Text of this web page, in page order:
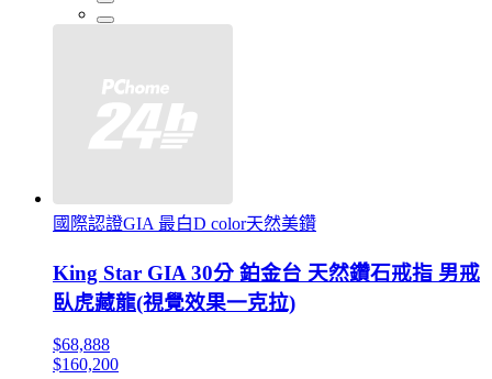
國際認證GIA 最白D color天然美鑽
King Star GIA 30分 鉑金台 天然鑽石戒指 男戒
臥虎藏龍(視覺效果一克拉)
$68,888
$160,200